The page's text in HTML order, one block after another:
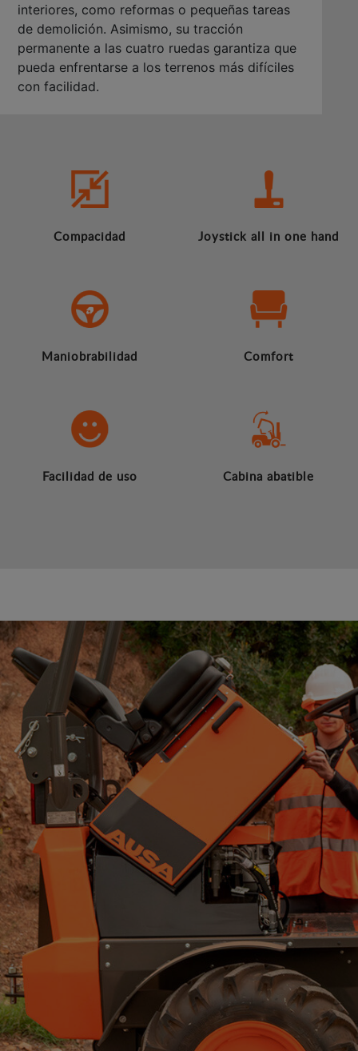
interiores, como reformas o pequeñas tareas
de demolición. Asimismo, su tracción
permanente a las cuatro ruedas garantiza que
pueda enfrentarse a los terrenos más difíciles
con facilidad.
Compacidad Joystick all in one hand
Maniobrabilidad Comfort
Facilidad de uso Cabina abatible